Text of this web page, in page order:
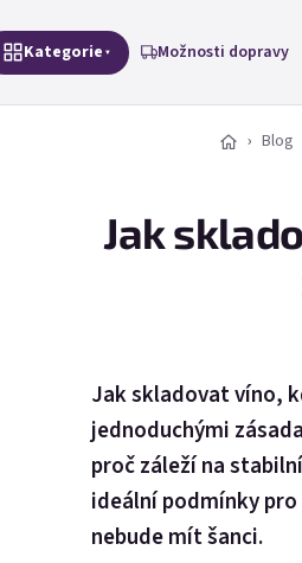
Kategorie Možnosti dopravy
Blog
Jak
Jak skladovat víno,
jednoduchými
proč záleží na
ideální podmínky pro
nebude mít šanci.